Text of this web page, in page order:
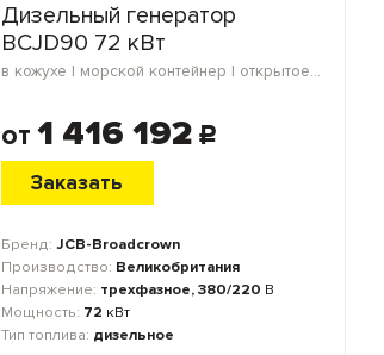
Дизельный генератор
BCJD90 72 кВт
в кожухе | морской контейнер | открытое исполнение | мини-контейнер | блок-контейнер
от 1 416 192 c
Заказать
Бренд: JCB-Broadcrown
Производство: Великобритания
Напряжение: трехфазное, 380/220 В
Мощность: 72 кВт
Тип топлива: дизельное